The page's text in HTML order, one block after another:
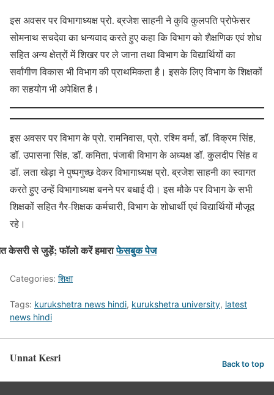
इस अवसर पर विभागाध्यक्ष प्रो. ब्रजेश साहनी ने कुवि कुलपति प्रोफेसर
सोमनाथ सचदेवा का धन्यवाद करते हुए कहा कि विभाग को शैक्षणिक एवं शोध
सहित अन्य क्षेत्रों में शिखर पर ले जाना तथा विभाग के विद्यार्थियों का
सर्वांगीण विकास भी विभाग की प्राथमिकता है। इसके लिए विभाग के शिक्षकों
का सहयोग भी अपेक्षित है।
इस अवसर पर विभाग के प्रो. रामनिवास, प्रो. रश्मि वर्मा, डॉ. विक्रम सिंह,
डॉ. उपासना सिंह, डॉ. कमिता, पंजाबी विभाग के अध्यक्ष डॉ. कुलदीप सिंह व
डॉ. लता खेड़ा ने पुष्पगुच्छ देकर विभागाध्यक्ष प्रो. ब्रजेश साहनी का स्वागत
करते हुए उन्हें विभागाध्यक्ष बनने पर बधाई दी। इस मौके पर विभाग के सभी
शिक्षकों सहित गैर-शिक्षक कर्मचारी, विभाग के शोधार्थी एवं विद्यार्थियों मौजूद
रहे।
केसरी से जुड़ें; फॉलो करें हमाराफेसबुक पेज
Categories: शिक्षा
Tags: kurukshetra news hindi, kurukshetra university, latest
news hindi
Unnat Kesri Back to top